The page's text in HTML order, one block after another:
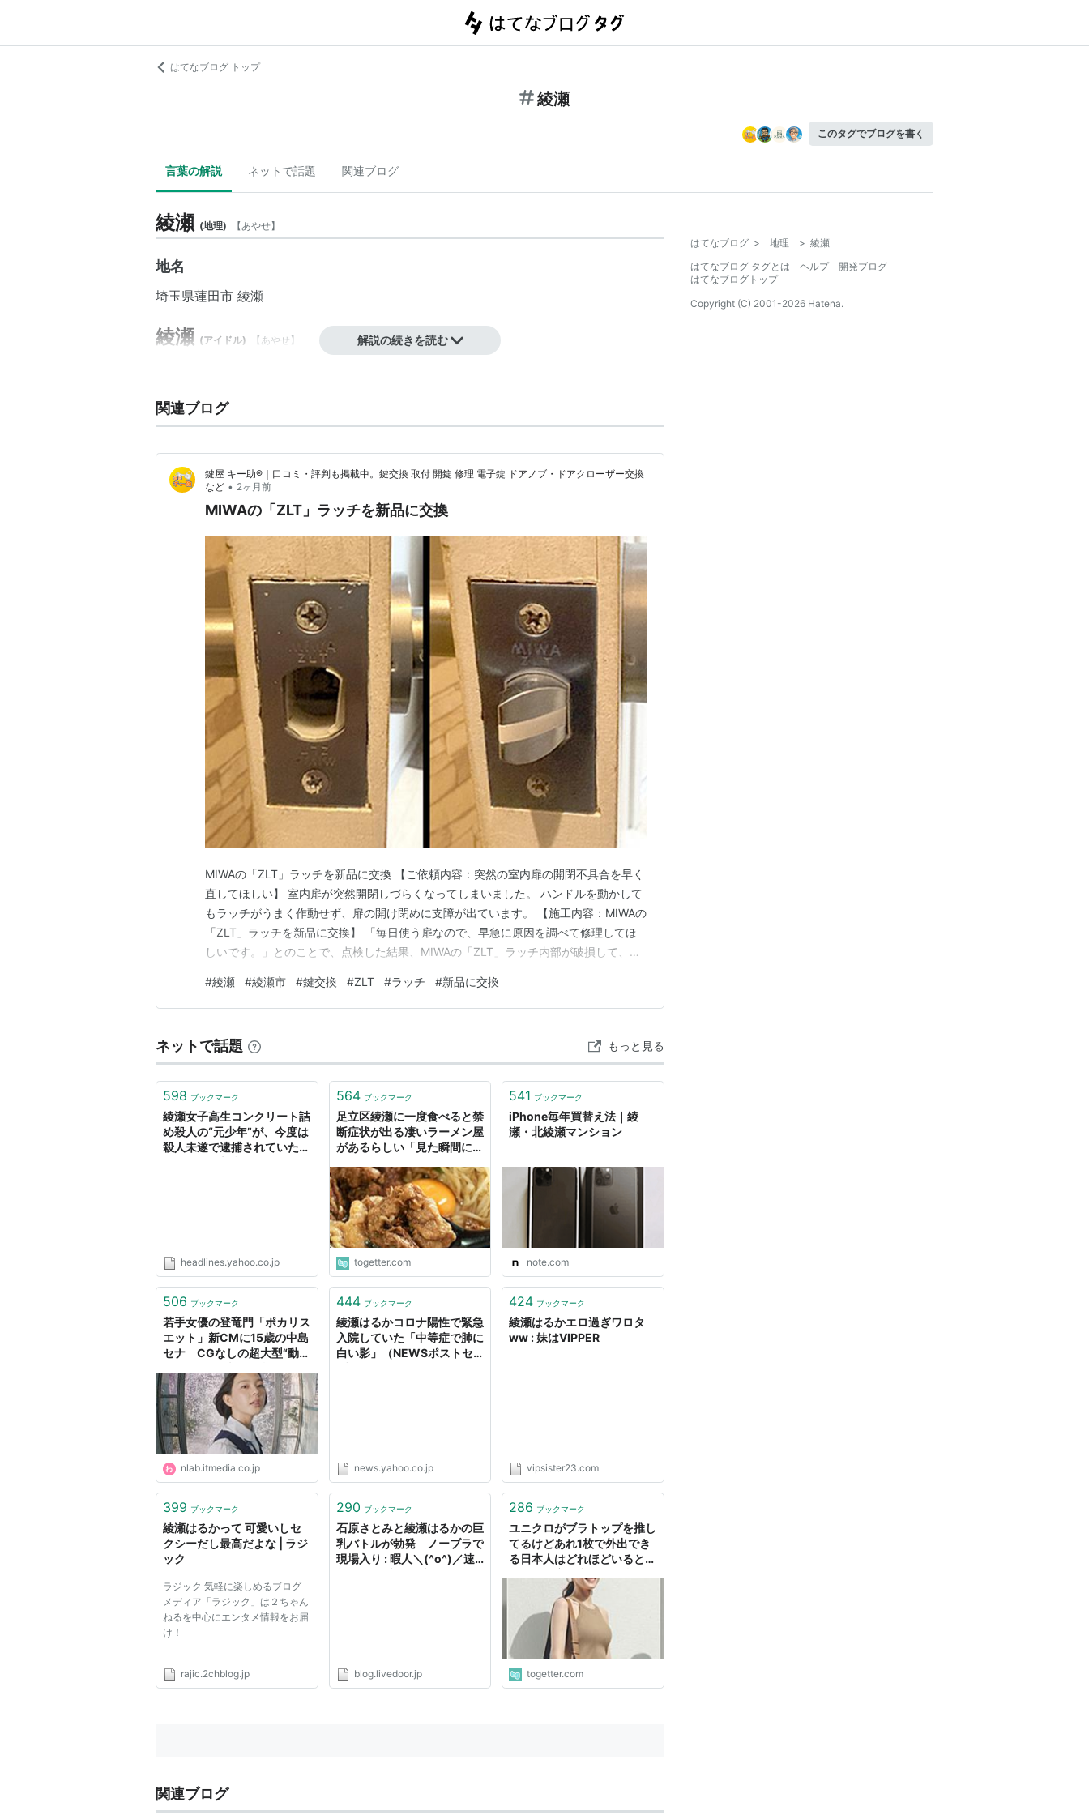
はてなブログ トップ
綾瀬
このタグでブログを書く
言葉の解説 ネットで話題 関連ブログ
綾瀬 (地理) 【あやせ】
地名
埼玉県蓮田市 綾瀬
綾瀬 (アイドル) 【 あやせ 】 解説の続きを読む
関連ブログ
鍵屋 キー助®｜口コミ・評判も掲載中。鍵交換 取付 開錠 修理 電子錠 ドアノブ・ドアクローザー交換
など • 2ヶ月前
MIWAの「ZLT」ラッチを新品に交換
MIWAの「ZLT」ラッチを新品に交換 【ご依頼内容：突然の室内扉の開閉不具合を早く
直してほしい】 室内扉が突然開閉しづらくなってしまいました。 ハンドルを動かして
もラッチがうまく作動せず、扉の開け閉めに支障が出ています。 【施工内容：MIWAの
「ZLT」ラッチを新品に交換】 「毎日使う扉なので、早急に原因を調べて修理してほ
しいです。」とのことで、点検した結果、MIWAの「ZLT」ラッチ内部が破損して、正
品やバネが組み込まれており、これらが破損するとハンドル操作に連動しなくなり、開
閉不良につながります。 そのため、破…
#綾瀬 #綾瀬市 #鍵交換 #ZLT #ラッチ #新品に交換
ネットで話題 もっと見る
598 ブックマーク
綾瀬女子高生コンクリート詰
め殺人の“元少年”が、今度は
殺人未遂で逮捕されていた！
headlines.yahoo.co.jp
564 ブックマーク
足立区綾瀬に一度食べると禁
断症状が出る凄いラーメン屋
があるらしい「見た瞬間に確
togetter.com
541 ブックマーク
iPhone毎年買替え法｜綾
瀬・北綾瀬マンション
note.com
506 ブックマーク
若手女優の登竜門「ポカリス
エット」新CMに15歳の中島
セナ CGなしの超大型“動
か、川口春奈に続く（1/3）
| ねとらぼ
nlab.itmedia.co.jp
444 ブックマーク
綾瀬はるかコロナ陽性で緊急
入院していた「中等症で肺に
白い影」（NEWSポストセ
news.yahoo.co.jp
424 ブックマーク
綾瀬はるかエロ過ぎワロタ
ww : 妹はVIPPER
vipsister23.com
399 ブックマーク
綾瀬はるかって 可愛いしセ
クシーだし最高だよな | ラジ
ック
ラジック 気軽に楽しめるブログ
メディア「ラジック」は２ちゃん
ねるを中心にエンタメ情報をお届
け！
rajic.2chblog.jp
290 ブックマーク
石原さとみと綾瀬はるかの巨
乳バトルが勃発 ノーブラで
現場入り : 暇人＼(^o^)／速
blog.livedoor.jp
286 ブックマーク
ユニクロがブラトップを推し
てるけどあれ1枚で外出でき
る日本人はどれほどいるとい
かになってるけど…」
togetter.com
関連ブログ
はてなブログ > 地理 > 綾瀬
はてなブログ タグとは
ヘルプ
開発ブログ
はてなブログトップ
Copyright (C) 2001-2026 Hatena.